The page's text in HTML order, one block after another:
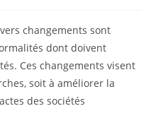
changements sont
dont doivent
Ces changements visent
soit à améliorer la
des sociétés